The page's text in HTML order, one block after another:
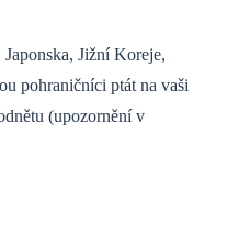
Jižní Koreje,
pohraničníci ptát na vaši
(upozornění v